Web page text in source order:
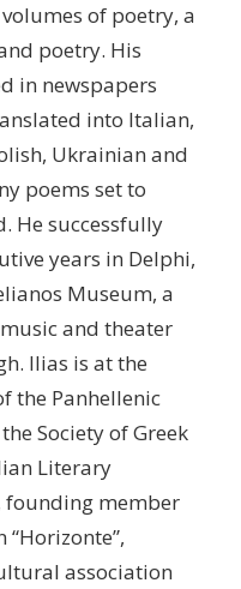
of poetry, a
poetry. His
in newspapers
into Italian,
Ukrainian and
poems set to
He successfully
years in Delphi,
Museum, a
and theater
Ilias is at the
the Panhellenic
Society of Greek
Literary
founding member
association